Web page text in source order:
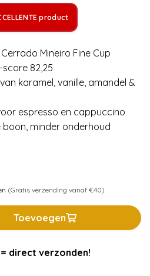
product
Mineiro Fine Cup
82,25
karamel, vanille, amandel &
espresso en cappuccino
minder onderhoud
(Gratis verzending vanaf €40)
Toevoegen
direct verzonden!